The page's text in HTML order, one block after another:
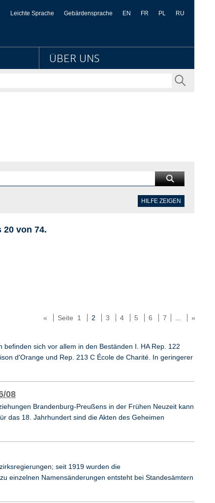
Leichte Sprache Gebärdensprache EN FR PL RU
ÜBER UNS
HILFE ZEIGEN
20 von 74.
« Seite 1 2 3 4 5 6 7 »
sich vor allem in den Beständen I. HA Rep. 122
d'Orange und Rep. 213 C École de Charité. In geringerer
08
Brandenburg-Preußens in der Frühen Neuzeit kann
das 18. Jahrhundert sind die Akten des Geheimen
seit 1919 wurden die
einzelnen Namensänderungen entsteht bei Standesämtern